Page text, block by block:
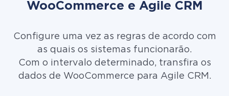
WooCommerce e Agile CRM
Configure uma vez as regras de acordo com
as quais os sistemas funcionarão.
Com o intervalo determinado, transfira os
dados de WooCommerce para Agile CRM.